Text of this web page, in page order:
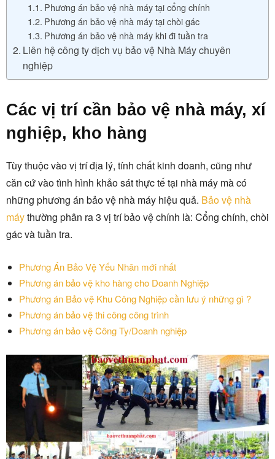
Phương án bảo vệ nhà máy tại cổng chính
Phương án bảo vệ nhà máy tại chòi gác
Phương án bảo vệ nhà máy khi đi tuần tra
Liên hệ công ty dịch vụ bảo vệ Nhà Máy chuyên
nghiệp
Các vị trí cần bảo vệ nhà máy, xí
nghiệp, kho hàng
Tùy thuộc vào vị trí địa lý, tính chất kinh doanh, cũng như
căn cứ vào tình hình khảo sát thực tế tại nhà máy mà có
những phương án bảo vệ nhà máy hiệu quả. Bảo vệ nhà
máythường phân ra 3 vị trí bảo vệ chính là: Cổng chính, chòi
gác và tuần tra.
Phương Án Bảo Vệ Yếu Nhân mới nhất
Phương án bảo vệ kho hàng cho Doanh Nghiệp
Phương án Bảo vệ Khu Công Nghiệp cần lưu ý những gì ?
Phương án bảo vệ thi công công trình
Phương án bảo vệ Công Ty/Doanh nghiệp